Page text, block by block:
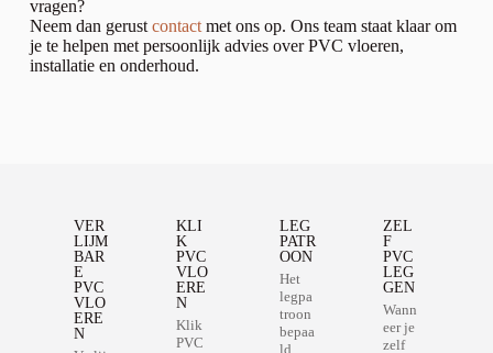
vragen?
Neem dan gerust contact met ons op. Ons team staat klaar om
je te helpen met persoonlijk advies over PVC vloeren,
installatie en onderhoud.
VER
LIJM
BAR
E
PVC
VLO
ERE
N
KLI
K
PVC
VLO
ERE
N
Klik
PVC
LEG
PATR
OON
Het
legpa
troon
bepaa
ld
ZEL
F
PVC
LEG
GEN
Wann
eer je
zelf